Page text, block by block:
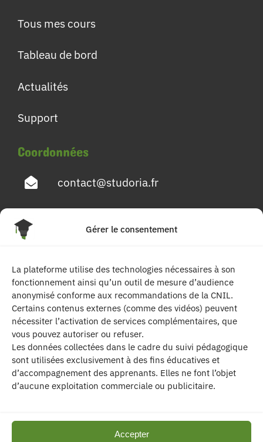
Gérer le consentement
La plateforme utilise des technologies nécessaires à son
fonctionnement ainsi qu’un outil de mesure d’audience
anonymisé conforme aux recommandations de la CNIL.
Certains contenus externes (comme des vidéos) peuvent
nécessiter l’activation de services complémentaires, que
vous pouvez autoriser ou refuser.
Les données collectées dans le cadre du suivi pédagogique
sont utilisées exclusivement à des fins éducatives et
d’accompagnement des apprenants. Elles ne font l’objet
d’aucune exploitation commerciale ou publicitaire.
Accepter
Tous mes cours
Tableau de bord
Actualités
Support
Coordonnées
contact@studoria.fr
4 Rue Georges Pompidou
Suivez-nous
| Les contenus publiés sur ce site sont